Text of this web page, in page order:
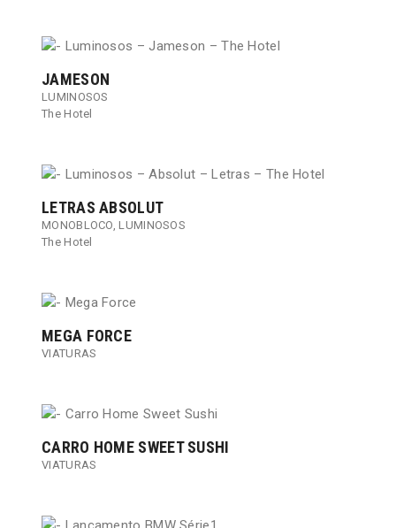
JAMESON
LUMINOSOS
The Hotel
LETRAS ABSOLUT
MONOBLOCO,LUMINOSOS
The Hotel
MEGA FORCE
VIATURAS
CARRO HOME SWEET SUSHI
VIATURAS